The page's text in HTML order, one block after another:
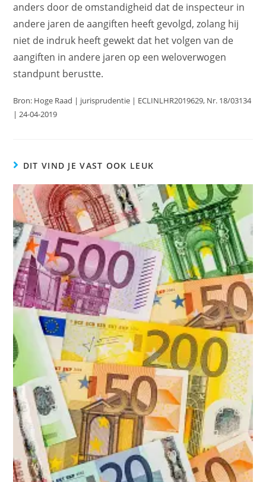
anders door de omstandigheid dat de inspecteur in
andere jaren de aangiften heeft gevolgd, zolang hij
niet de indruk heeft gewekt dat het volgen van de
aangiften in andere jaren op een weloverwogen
standpunt berustte.
Bron: Hoge Raad | jurisprudentie | ECLINLHR2019629, Nr. 18/03134
| 24-04-2019
DIT VIND JE VAST OOK LEUK